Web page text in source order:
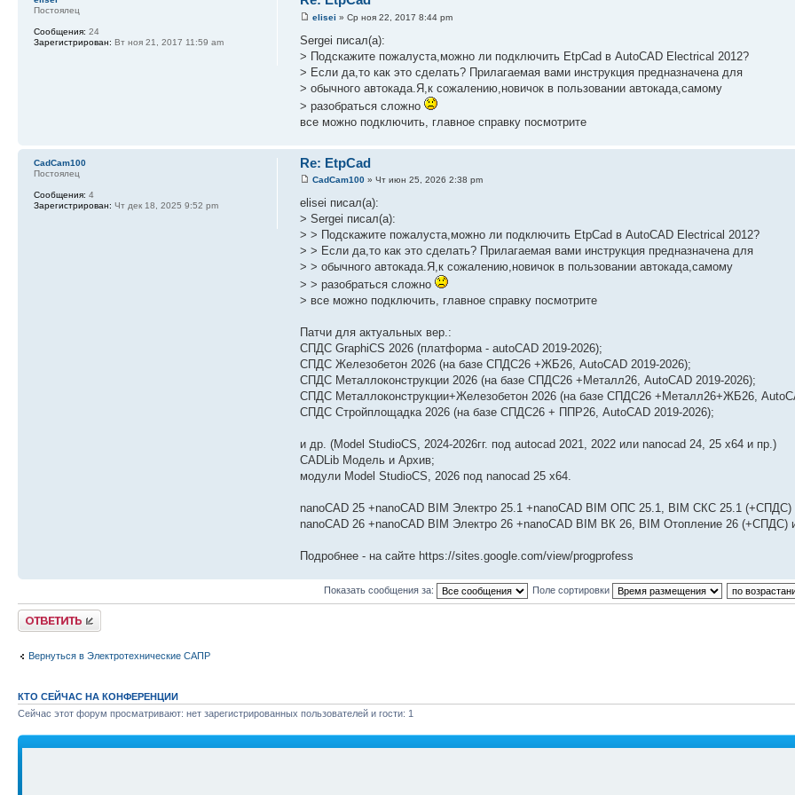
elisei » Ср ноя 22, 2017 8:44 pm
Sergei писал(а):
> Подскажите пожалуста,можно ли подключить EtpCad в AutoCAD Electrical 2012?
> Если да,то как это сделать? Прилагаемая вами инструкция предназначена для
> обычного автокада.Я,к сожалению,новичок в пользовании автокада,самому
> разобраться сложно
все можно подключить, главное справку посмотрите
Постоялец
Сообщения: 24
Зарегистрирован: Вт ноя 21, 2017 11:59 am
Re: EtpCad
CadCam100 » Чт июн 25, 2026 2:38 pm
elisei писал(а):
> Sergei писал(а):
> > Подскажите пожалуста,можно ли подключить EtpCad в AutoCAD Electrical 2012?
> > Если да,то как это сделать? Прилагаемая вами инструкция предназначена для
> > обычного автокада.Я,к сожалению,новичок в пользовании автокада,самому
> > разобраться сложно
> все можно подключить, главное справку посмотрите
Патчи для актуальных вер.:
СПДС GraphiCS 2026 (платформа - autoCAD 2019-2026);
СПДС Железобетон 2026 (на базе СПДС26 +ЖБ26, AutoCAD 2019-2026);
СПДС Металлоконструкции 2026 (на базе СПДС26 +Металл26, AutoCAD 2019-2026);
СПДС Металлоконструкции+Железобетон 2026 (на базе СПДС26 +Металл26+ЖБ26,
СПДС Стройплощадка 2026 (на базе СПДС26 + ППР26, AutoCAD 2019-2026);
и др. (Model StudioCS, 2024-2026гг. под autocad 2021, 2022 или nanocad 24, 25 x64 и пр.)
CADLib Модель и Архив;
модули Model StudioCS, 2026 под nanocad 25 x64.
nanoCAD 25 +nanoCAD BIM Электро 25.1 +nanoCAD BIM ОПС 25.1, BIM СКС 25.1 (+СПДС)
nanoCAD 26 +nanoCAD BIM Электро 26 +nanoCAD BIM ВК 26, BIM Отопление 26 (+СПДС)
Подробнее - на сайте https://sites.google.com/view/progprofess
CadCam100
Постоялец
Сообщения: 4
Зарегистрирован: Чт дек 18, 2025 9:52 pm
Показать сообщения за: Поле сортировки
Ответить
Вернуться в Электротехнические САПР
КТО СЕЙЧАС НА КОНФЕРЕНЦИИ
Сейчас этот форум просматривают: нет зарегистрированных пользователей и гости: 1